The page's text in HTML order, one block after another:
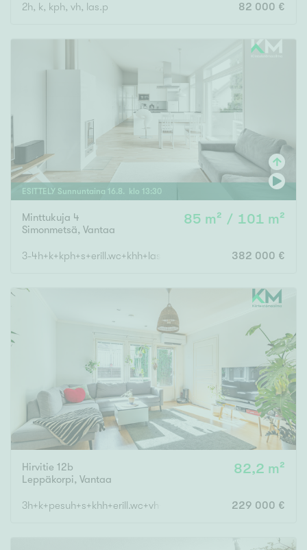
2h, k, kph, vh, las.p 82 000 €
ESITTELY Sunnuntaina 16. 8 . klo 13:30
Minttukuja 4
Simonmetsä, Vantaa
85 m² / 101 m²
3-4h+k+kph+s+erill.wc+khh+lasitettu terassi+autokatos
382 000 €
Hirvitie 12b
Leppäkorpi, Vantaa
82,2 m²
3h+k+pesuh+s+khh+erill.wc+vh+var. 229 000 €